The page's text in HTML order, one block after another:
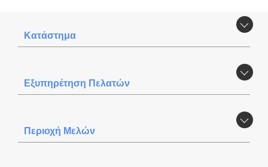
Κατάστημα
Εξυπηρέτηση Πελατών
Περιοχή Mελών